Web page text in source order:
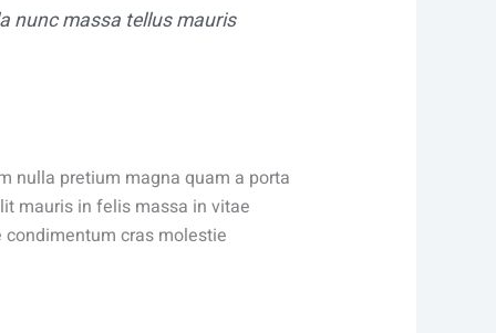
nunc massa tellus mauris
nulla pretium magna quam a porta
mauris in felis massa in vitae
cras molestie